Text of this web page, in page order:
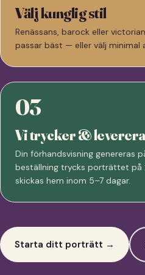
Välj kunglig stil
Renässans, barock eller
passar bäst — eller välj minimal
03
Vi trycker &
Din förhandsvisning genereras
beställning trycks porträttet på
skickas hem inom 5–7 dagar.
Starta ditt porträtt →